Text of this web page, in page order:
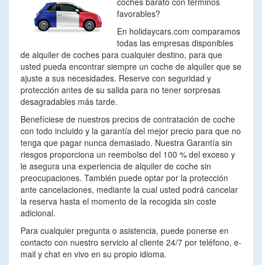
favorables?
En holidaycars.com comparamos
todas las empresas disponibles
de alquiler de coches para cualquier destino, para que
usted pueda encontrar siempre un coche de alquiler que se
ajuste a sus necesidades. Reserve con seguridad y
protección antes de su salida para no tener sorpresas
desagradables más tarde.
Benefíciese de nuestros precios de contratación de coche
con todo incluido y la garantía del mejor precio para que no
tenga que pagar nunca demasiado. Nuestra Garantía sin
riesgos proporciona un reembolso del 100 % del exceso y
le asegura una experiencia de alquiler de coche sin
preocupaciones. También puede optar por la protección
ante cancelaciones, mediante la cual usted podrá cancelar
la reserva hasta el momento de la recogida sin coste
adicional.
Para cualquier pregunta o asistencia, puede ponerse en
contacto con nuestro servicio al cliente 24/7 por teléfono, e-
mail y chat en vivo en su propio idioma.